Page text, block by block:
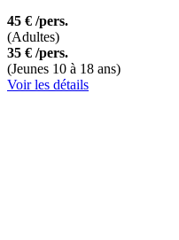
45 € /pers.
(Adultes)
35 € /pers.
(Jeunes 10 à 18 ans)
Voir les détails